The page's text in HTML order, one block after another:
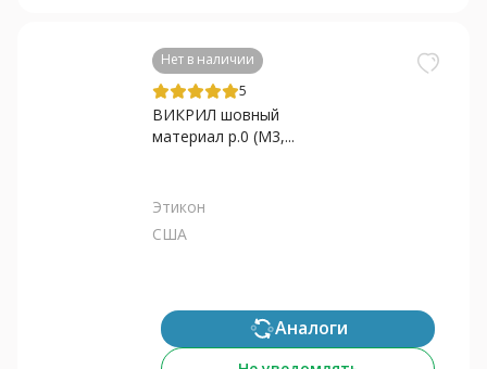
Нет в наличии
5
ВИКРИЛ шовный
материал р.0 (M3,...
Этикон
США
Аналоги